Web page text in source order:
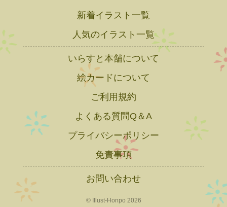
新着イラスト一覧
人気のイラスト一覧
いらすと本舗について
絵カードについて
ご利用規約
よくある質問Q＆A
プライバシーポリシー
免責事項
お問い合わせ
© Illust-Honpo 2026